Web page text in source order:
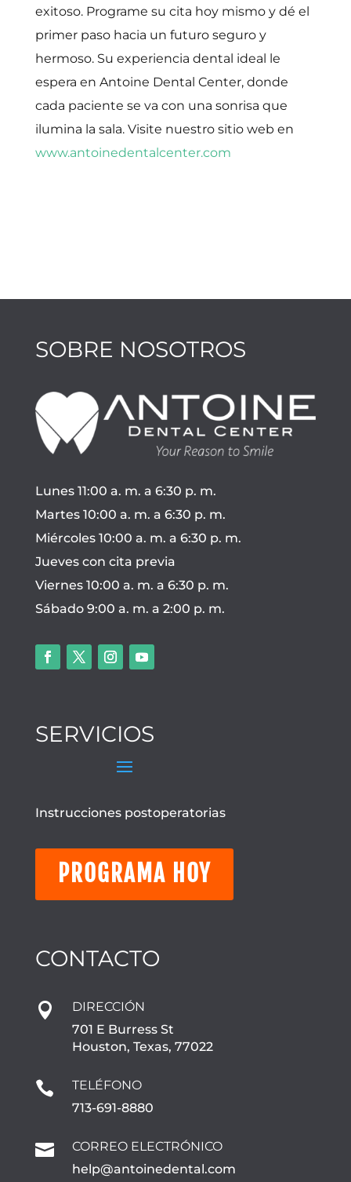
exitoso. Programe su cita hoy mismo y dé el
primer paso hacia un futuro seguro y
hermoso. Su experiencia dental ideal le
espera en Antoine Dental Center, donde
cada paciente se va con una sonrisa que
ilumina la sala. Visite nuestro sitio web en
www.antoinedentalcenter.com
SOBRE NOSOTROS
Lunes 11:00 a. m. a 6:30 p. m.
Martes 10:00 a. m. a 6:30 p. m.
Miércoles 10:00 a. m. a 6:30 p. m.
Jueves con cita previa
Viernes 10:00 a. m. a 6:30 p. m.
Sábado 9:00 a. m. a 2:00 p. m.
SERVICIOS
Instrucciones postoperatorias
PROGRAMA HOY
CONTACTO

DIRECCIÓN
701 E Burress St
Houston, Texas, 77022

TELÉFONO
713-691-8880

CORREO ELECTRÓNICO
help@antoinedental.com